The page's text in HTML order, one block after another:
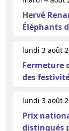
Hervé
Éléphants
lundi 3 août
Fermeture
des
lundi 3 août
Prix
distingués